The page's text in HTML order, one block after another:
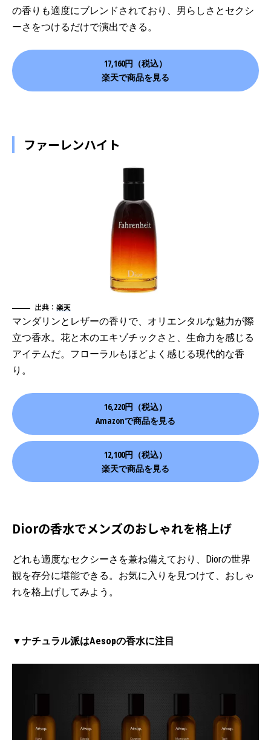
の香りも適度にブレンドされており、男らしさとセクシ
ーさをつけるだけで演出できる。
17,160円（税込）
楽天で商品を見る
ファーレンハイト
出典： 楽天
マンダリンとレザーの香りで、オリエンタルな魅力が際
立つ香水。花と木のエキゾチックさと、生命力を感じる
アイテムだ。フローラルもほどよく感じる現代的な香
り。
16,220円（税込）
Amazonで商品を見る
12,100円（税込）
楽天で商品を見る
Diorの香水でメンズのおしゃれを格上げ
どれも適度なセクシーさを兼ね備えており、Diorの世界
観を存分に堪能できる。お気に入りを見つけて、おしゃ
れを格上げしてみよう。
▼ナチュラル派はAesopの香水に注目